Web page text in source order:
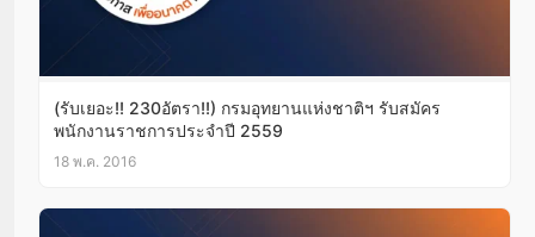
(รับเยอะ!! 230อัตรา!!) กรมอุทยานแห่งชาติฯ รับสมัคร
พนักงานราชการประจำปี 2559
18 พ.ค. 2016